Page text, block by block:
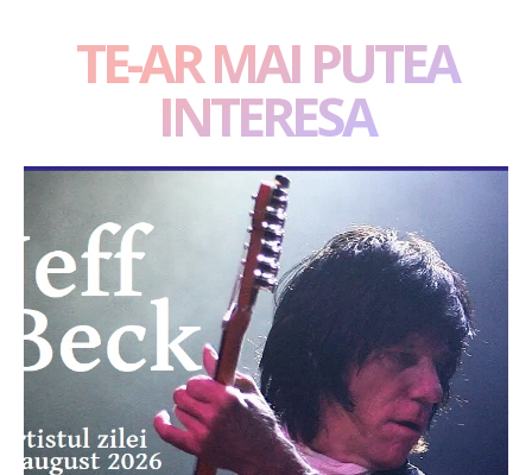
TE-AR MAI PUTEA
INTERESA